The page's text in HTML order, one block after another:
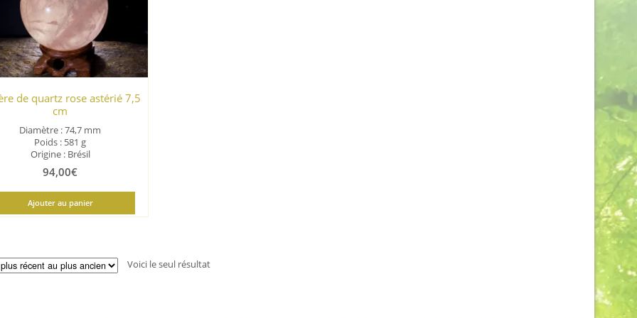
de quartz rose astérié 7,5
cm
Diamètre : 74,7 mm
Poids : 581 g
Origine : Brésil
94,00€
Ajouter au panier
Voici le seul résultat